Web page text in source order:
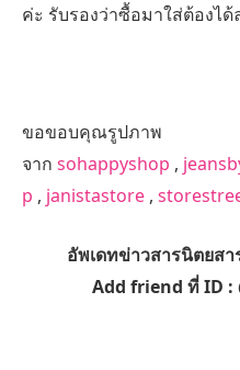
ค่ะ รับรองว่าซื้อมาใส่ต้องไ
ขอขอบคุณรูปภาพ
จาก sohappyshop ,
p , janistastore ,
อัพเดทข่าวสารนิตยส
Add friend ที่ ID :